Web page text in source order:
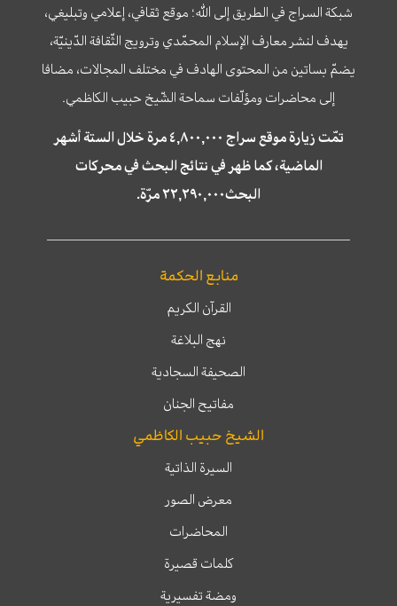
شبكة السراج في الطريق إلى الله؛ موقع ثقافي، إعلامي وتبليغي،
يهدف لنشر معارف الإسلام المحمّدي وترويج الثّقافة الدّينيّة،
يضمّ بساتين من المحتوى الهادف في مختلف المجالات، مضافا
إلى محاضرات ومؤلّفات سماحة الشّيخ حبيب الكاظمي.
تمّت زيارة موقع سراج ٤,٨٠٠,٠٠٠ مرة خلال الستة أشهر
الماضية، كما ظهر في نتائج البحث في محركات
البحث٢٢,٢٩٠,٠٠٠ مرّة.
منابع الحكمة
القرآن الكريم
نهج البلاغة
الصحيفة السجادية
مفاتيح الجنان
الشيخ حبيب الكاظمي
السيرة الذاتية
معرض الصور
المحاضرات
كلمات قصيرة
ومضة تفسيرية